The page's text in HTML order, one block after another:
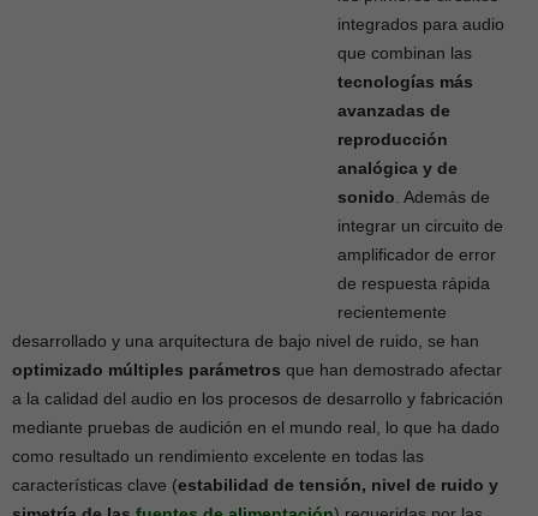
integrados para audio
que combinan las
tecnologías más
avanzadas de
reproducción
analógica y de
sonido . Además de
integrar un circuito de
amplificador de error
de respuesta rápida
recientemente
desarrollado y una arquitectura de bajo nivel de ruido, se han
optimizado múltiples parámetros que han demostrado afectar
a la calidad del audio en los procesos de desarrollo y fabricación
mediante pruebas de audición en el mundo real, lo que ha dado
como resultado un rendimiento excelente en todas las
características clave (estabilidad de tensión, nivel de ruido y